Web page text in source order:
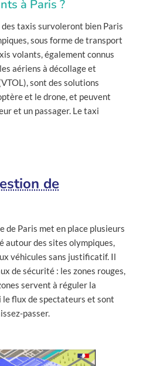
à Paris ?
des taxis survoleront bien Paris
sous forme de transport
volants, également connus
aériens à décollage et
sont des solutions
et le drone, et peuvent
et un passager. Le taxi
de
de Paris met en place plusieurs
autour des sites olympiques,
véhicules sans justificatif. Il
de sécurité : les zones rouges,
servent à réguler la
le flux de spectateurs et sont
passer.